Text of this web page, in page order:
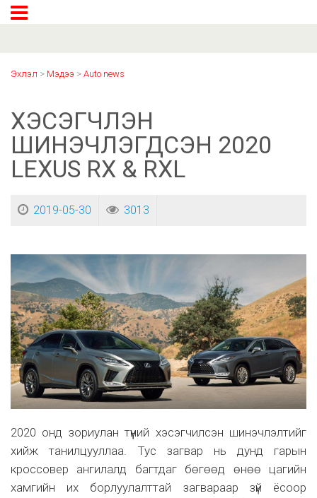
Эхлэл > Мэдээ > Auto news
ХЭСЭГЧЛЭН
ШИНЭЧЛЭГДСЭН 2020
LEXUS RX & RXL
2019-05-30 3013
2020 онд зориулан түүний хэсэгчилсэн шинэчлэлтийг
хийж танилцууллаа. Тус загвар нь дунд гарын
кроссовер ангилалд багтдаг бөгөөд өнөө цагийн
хамгийн их борлуулалттай загвараар зүй ёсоор